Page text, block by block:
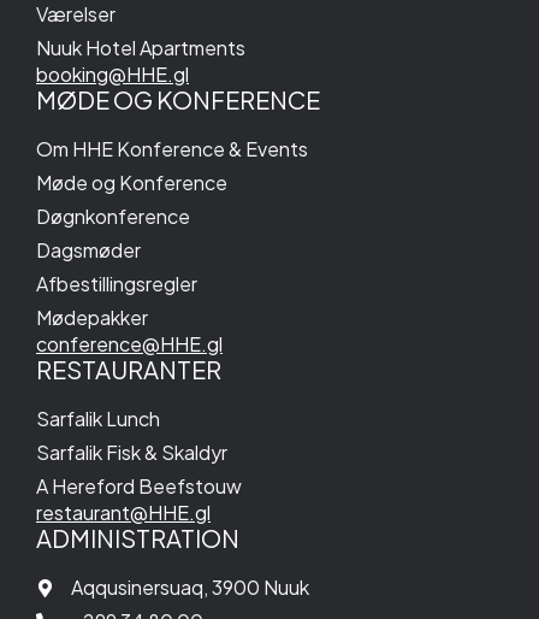
Værelser
Nuuk Hotel Apartments
booking@HHE.gl
MØDE OG KONFERENCE
Om HHE Konference & Events
Møde og Konference
Døgnkonference
Dagsmøder
Afbestillingsregler
Mødepakker
conference@HHE.gl
RESTAURANTER
Sarfalik Lunch
Sarfalik Fisk & Skaldyr
A Hereford Beefstouw
restaurant@HHE.gl
ADMINISTRATION
Aqqusinersuaq, 3900 Nuuk